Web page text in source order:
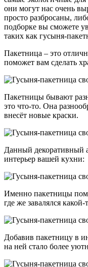
они могут нас очень
просто разбросаны,
подборке вы сможете
таких как гусыня-
Пакетница – это
поможет вам сделать
Пакетницы бывают
это что-то. Она
внесёт новые краски.
Данный декоративный
интерьер вашей кухни:
Именно пакетницы
где же завалялся какой-
Добавив пакетницу в
на ней стало более